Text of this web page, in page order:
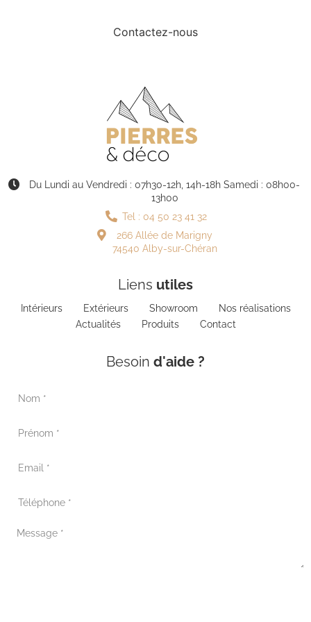
Contactez-nous
Du Lundi au Vendredi : 07h30-12h, 14h-18h Samedi : 08h00-
13h00
Tel : 04 50 23 41 32
266 Allée de Marigny
74540 Alby-sur-Chéran
Liens utiles
Intérieurs Extérieurs Showroom
Nos réalisations
Actualités
Produits Contact
Besoin d'aide ?